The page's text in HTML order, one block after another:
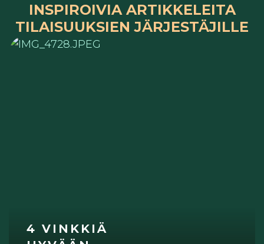
INSPIROIVIA ARTIKKELEITA
TILAISUUKSIEN JÄRJESTÄJILLE
4 VINKKIÄ